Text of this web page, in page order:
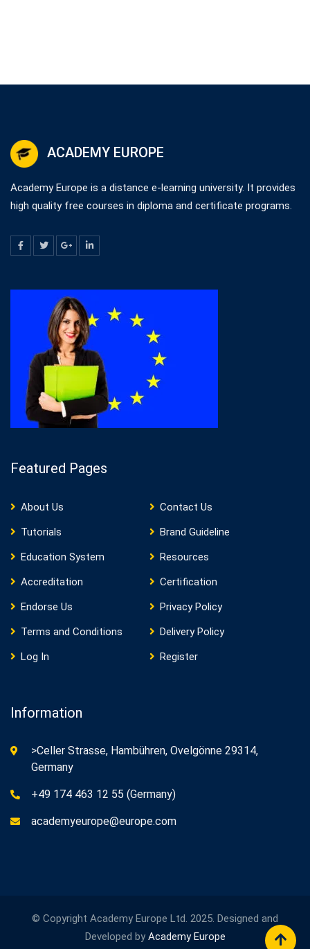
ACADEMY EUROPE
Academy Europe is a distance e-learning university. It provides
high quality free courses in diploma and certificate programs.
Featured Pages
About Us
Contact Us
Tutorials
Brand Guideline
Education System
Resources
Accreditation
Certification
Endorse Us
Privacy Policy
Terms and Conditions
Delivery Policy
Log In
Register
Information
>Celler Strasse, Hambühren, Ovelgönne 29314,
Germany
+49 174 463 12 55 (Germany)
academyeurope@europe.com
© Copyright Academy Europe Ltd. 2025. Designed and
Developed by Academy Europe